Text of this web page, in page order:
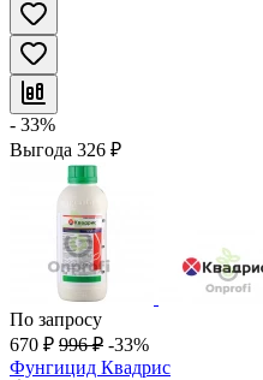
- 33%
Выгода 326 ₽
По запросу
670 ₽ 996 ₽ -33%
Фунгицид Квадрис